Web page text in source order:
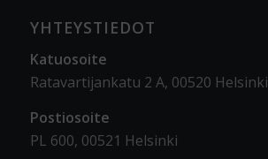
YHTEYSTIEDOT
Katuosoite
Ratavartijankatu 2 A, 00520 Helsinki
Postiosoite
PL 600, 00521 Helsinki